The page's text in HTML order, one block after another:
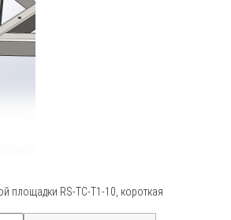
площадки RS-TC-T1-10, короткая